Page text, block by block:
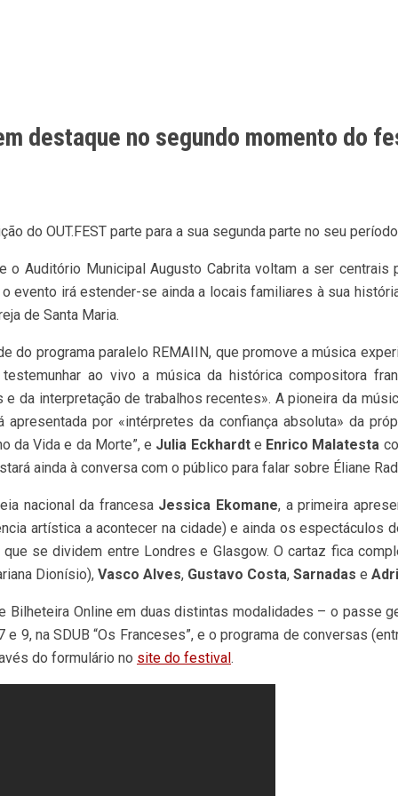
destaque no segundo momento do
do OUT.FEST parte para a sua segunda parte no seu
Auditório Municipal Augusto Cabrita voltam a ser centrais
evento irá estender-se ainda a locais familiares à sua
de Santa Maria.
do programa paralelo REMAIIN, que promove a música
ao vivo a música da histórica compositora
da interpretação de trabalhos recentes». A pioneira da
por «intérpretes da confiança absoluta» da
da Vida e da Morte”, e Julia Eckhardte Enrico Malatesta
ainda à conversa com o público para falar sobre Éliane
nacional da francesa Jessica Ekomane, a primeira
artística a acontecer na cidade) e ainda os espectáculos
que se dividem entre Londres e Glasgow. O cartaz fica
Dionísio), Vasco Alves, Gustavo Costa, Sarnadas e
Bilheteira Online em duas distintas modalidades – o passe
9, na SDUB “Os Franceses”, e o programa de conversas
do formulário no site do festival.